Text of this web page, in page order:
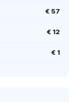
€ 57
€ 12
€ 1